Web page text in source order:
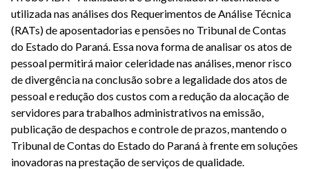
utilizada nas análises dos Requerimentos de Análise Técnica
(RATs) de aposentadorias e pensões no Tribunal de Contas
do Estado do Paraná. Essa nova forma de analisar os atos de
pessoal permitirá maior celeridade nas análises, menor risco
de divergência na conclusão sobre a legalidade dos atos de
pessoal e redução dos custos com a redução da alocação de
servidores para trabalhos administrativos na emissão,
publicação de despachos e controle de prazos, mantendo o
Tribunal de Contas do Estado do Paraná à frente em soluções
inovadoras na prestação de serviços de qualidade.